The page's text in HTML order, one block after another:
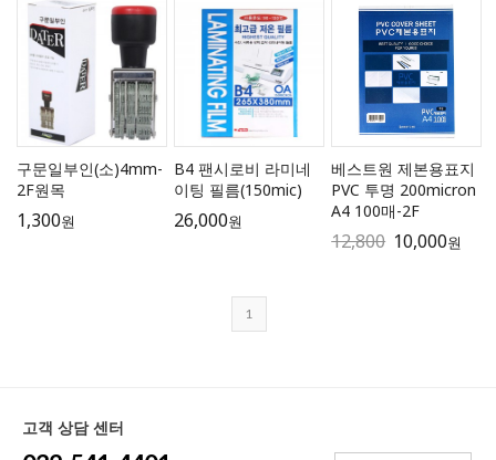
구문일부인(소)4mm-
2F원목
1,300원
B4 팬시로비 라미네
이팅 필름(150mic)
26,000원
베스트원 제본용표지
PVC 투명 200micron
A4 100매-2F
12,800 10,000원
1
고객 상담 센터